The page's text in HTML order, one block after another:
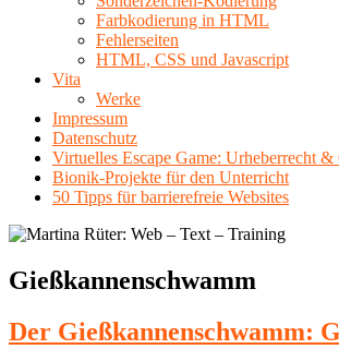
Farbkodierung in HTML
Fehlerseiten
HTML, CSS und Javascript
Vita
Werke
Impressum
Datenschutz
Virtuelles Escape Game: Urheberrecht
Bionik-Projekte für den Unterricht
50 Tipps für barrierefreie Websites
Schlagwort:
Gießkannenschwamm
Der Gießkannenschwamm: